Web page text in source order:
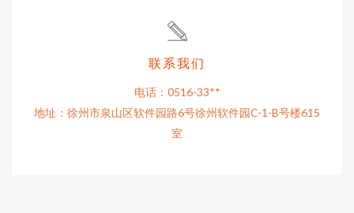
联系我们
电话：0516-33**
地址：徐州市泉山区软件园路6号徐州软件园C-1-B号楼615
室